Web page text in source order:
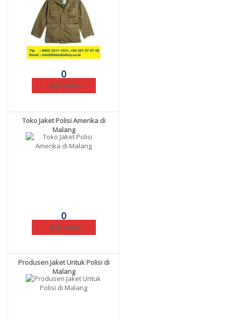
0
Lihat Detail
Toko Jaket Polisi Amerika di
Malang
0
Lihat Detail
Produsen Jaket Untuk Polisi di
Malang